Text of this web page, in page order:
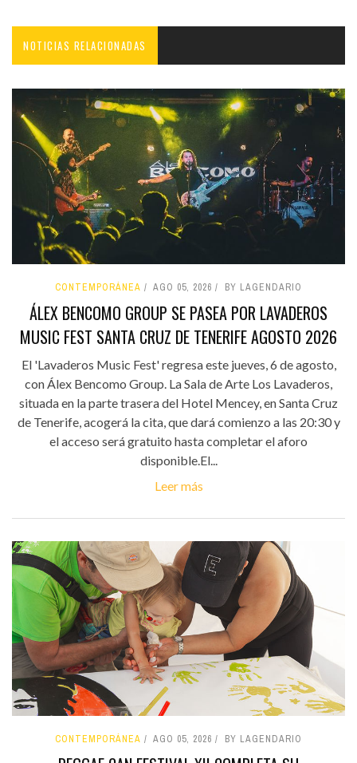
NOTICIAS RELACIONADAS
CONTEMPORÁNEA AGO 05, 2026 BY LAGENDARIO
ÁLEX BENCOMO GROUP SE PASEA POR LAVADEROS
MUSIC FEST SANTA CRUZ DE TENERIFE AGOSTO 2026
El 'Lavaderos Music Fest' regresa este jueves, 6 de agosto,
con Álex Bencomo Group. La Sala de Arte Los Lavaderos,
situada en la parte trasera del Hotel Mencey, en Santa Cruz
de Tenerife, acogerá la cita, que dará comienzo a las 20:30 y
el acceso será gratuito hasta completar el aforo
disponible.El...
Leer más
CONTEMPORÁNEA AGO 05, 2026 BY LAGENDARIO